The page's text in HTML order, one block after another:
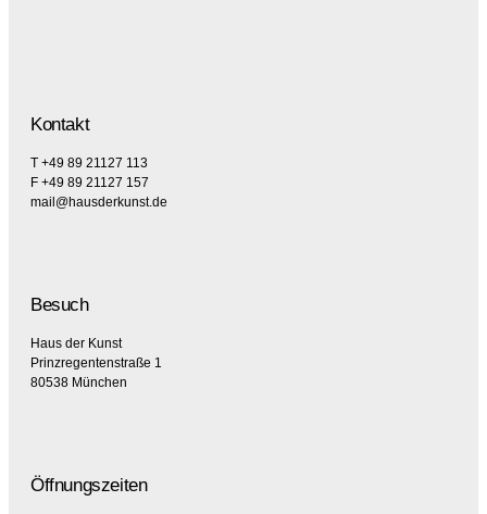
Kontakt
T +49 89 21127 113
F +49 89 21127 157
mail@hausderkunst.de
Besuch
Haus der Kunst
Prinzregentenstraße 1
80538 München
Öffnungszeiten